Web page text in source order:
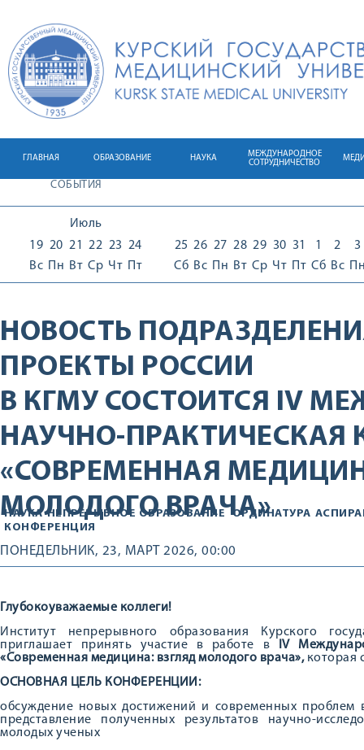
ГЛАВНАЯ ОБРАЗОВАНИЕ НАУКА
МЕЖДУНАРОДНОЕ
СОТРУДНИЧЕСТВО
СОБЫТИЯ
Июль
19
Вс
20
Пн
21
Вт
22
Ср
23
Чт
24
Пт
25
Сб
26
Вс
27
Пн
28
Вт
29
Ср
30
Чт
31
Пт
1
Сб
2
Вс
3
НОВОСТЬ
ПРОЕКТЫ РОССИИ
В КГМУ СОСТОИТСЯ IV
НАУЧНО-ПРАКТИЧЕСКАЯ
«СОВРЕМЕННАЯ
МОЛОДОГО ВРАЧА»
НАУКА НЕПРЕРЫВНОЕ ОБРАЗОВАНИЕ ОРДИНАТУРА
КОНФЕРЕНЦИЯ
ПОНЕДЕЛЬНИК, 23, МАРТ 2026, 00:00
Глубокоуважаемые коллеги!
Институт непрерывного образования Курского
приглашает принять участие в работе в
IV
«Современная медицина: взгляд молодого врача»,которая
ОСНОВНАЯ ЦЕЛЬ КОНФЕРЕНЦИИ:
обсуждение новых достижений и современных
представление полученных результатов научно-
молодых ученых